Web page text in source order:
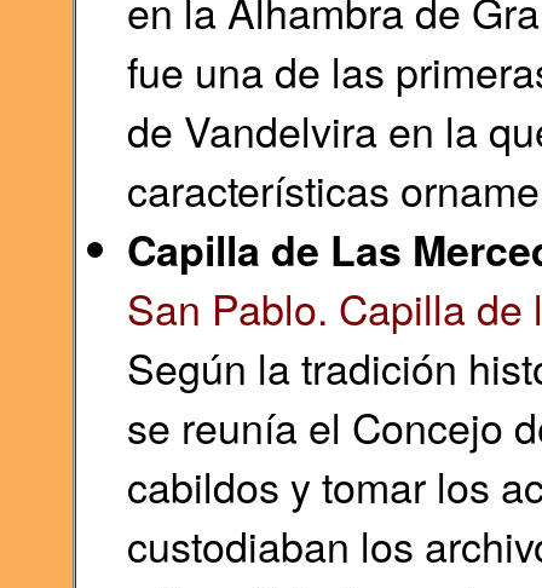
fue una de las
de Vandelvira en la
características
Capilla de Las
San Pablo. Capilla de
Según la tradición
se reunía el Concejo
cabildos y tomar los
custodiaban los